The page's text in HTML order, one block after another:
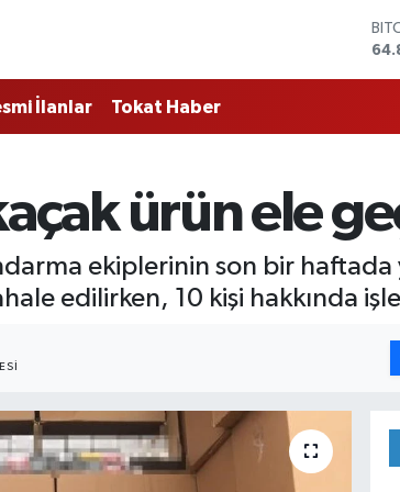
İlanlar Tokat Haber
ürün ele
ekiplerinin son bir haftada
edilirken, 10 kişi hakkında